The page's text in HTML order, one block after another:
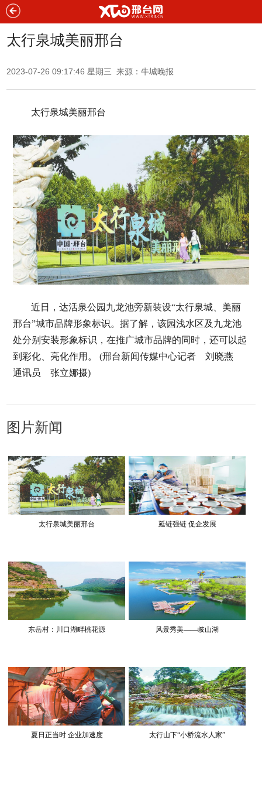
太行泉城美丽邢台
2023-07-26 09:17:46 星期三 来源：牛城晚报
太行泉城美丽邢台
近日，达活泉公园九龙池旁新装设“太行泉城、美丽
邢台”城市品牌形象标识。据了解，该园浅水区及九龙池
处分别安装形象标识，在推广城市品牌的同时，还可以起
到彩化、亮化作用。 (邢台新闻传媒中心记者 刘晓燕
通讯员 张立娜摄)
图片新闻
太行泉城美丽邢台 延链强链 促企发展
东岳村：川口湖畔桃花源 风景秀美——岐山湖
夏日正当时 企业加速度 太行山下“小桥流水人家”